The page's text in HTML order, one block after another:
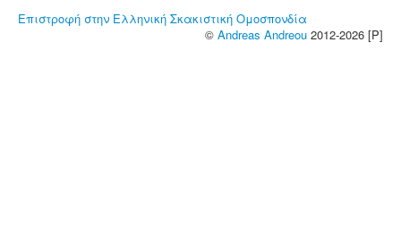
Επιστροφή στην Ελληνική Σκακιστική Ομοσπονδία
© Andreas Andreou 2012-2026 [P]